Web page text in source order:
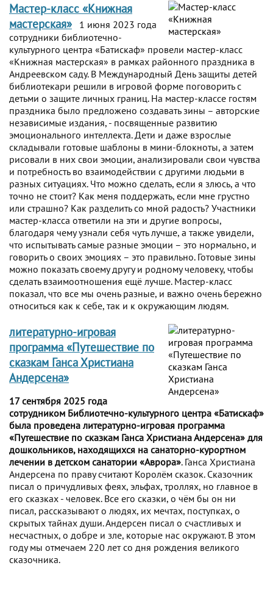
Мастер-класс «Книжная
мастерская»
1 июня 2023 года
сотрудники библиотечно-
культурного центра «Батискаф» провели мастер-класс
«Книжная мастерская» в рамках районного праздника в
Андреевском саду. В Международный День защиты детей
библиотекари решили в игровой форме поговорить с
детьми о защите личных границ. На мастер-классе гостям
праздника было предложено создавать зины – авторские
независимые издания, - посвященные развитию
эмоционального интеллекта. Дети и даже взрослые
складывали готовые шаблоны в мини-блокноты, а затем
рисовали в них свои эмоции, анализировали свои чувства
и потребность во взаимодействии с другими людьми в
разных ситуациях. Что можно сделать, если я злюсь, а что
точно не стоит? Как меня поддержать, если мне грустно
или страшно? Как разделить со мной радость? Участники
мастер-класса ответили на эти и другие вопросы,
благодаря чему узнали себя чуть лучше, а также увидели,
что испытывать самые разные эмоции – это нормально, и
говорить о своих эмоциях – это правильно. Готовые зины
можно показать своему другу и родному человеку, чтобы
сделать взаимоотношения ещё лучше. Мастер-класс
показал, что все мы очень разные, и важно очень бережно
относиться как к себе, так и к окружающим людям.
литературно-игровая
программа «Путешествие по
сказкам Ганса Христиана
Андерсена»
17 сентября 2025 года
сотрудником Библиотечно-культурного центра «Батискаф»
была проведена литературно-игровая программа
«Путешествие по сказкам Ганса Христиана Андерсена» для
дошкольников, находящихся на санаторно-курортном
лечении в детском санатории «Аврора». Ганса Христиана
Андерсена по праву считают Королём сказок. Сказочник
писал о причудливых феях, эльфах, троллях, но главное в
его сказках - человек. Все его сказки, о чём бы он ни
писал, рассказывают о людях, их мечтах, поступках, о
скрытых тайнах души. Андерсен писал о счастливых и
несчастных, о добре и зле, которые нас окружают. В этом
году мы отмечаем 220 лет со дня рождения великого
сказочника.